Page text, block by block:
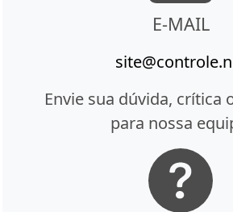
E-MAIL
Envie sua dúvida, crítica
para nossa